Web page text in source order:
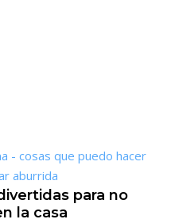
para no
la casa